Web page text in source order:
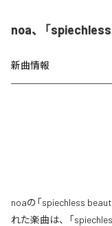
noa、「
新曲情報
noaの「spiechless
れた楽曲は、「